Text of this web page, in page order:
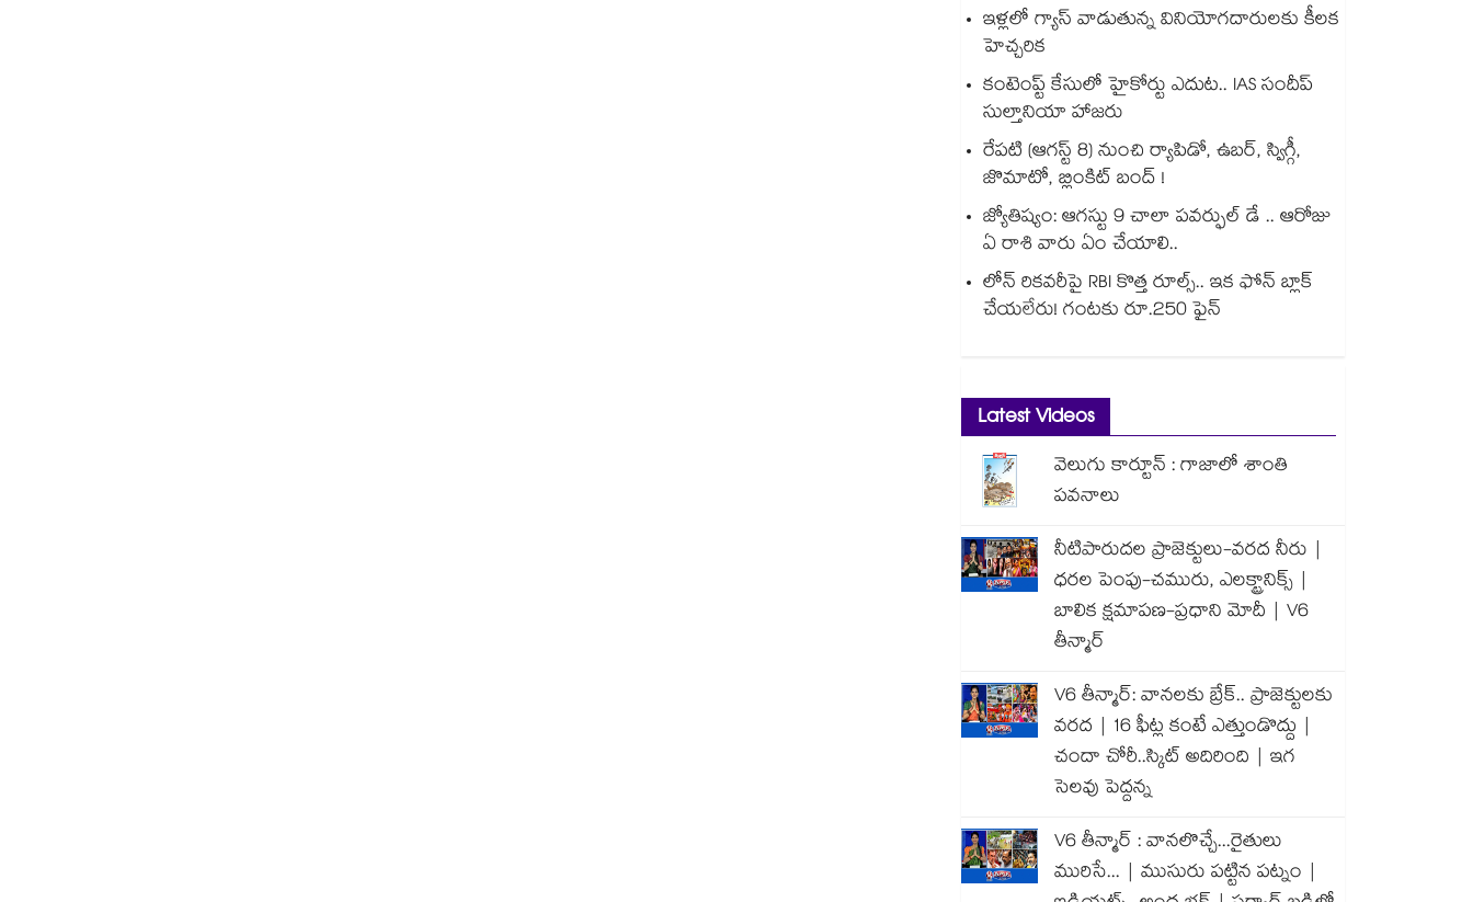
ఇళ్లలో గ్యాస్ వాడుతున్న వినియోగదారులకు కీలక
హెచ్చరిక
కంటెంప్ట్ కేసులో హైకోర్టు ఎదుట.. IAS సందీప్
సుల్తానియా హాజరు
రేపటి (ఆగస్ట్ 8) నుంచి ర్యాపిడో, ఉబర్, స్విగ్గీ,
జొమాటో, బ్లింకిట్ బంద్ !
జ్యోతిష్యం: ఆగస్టు 9 చాలా పవర్ఫుల్ డే .. ఆరోజు
ఏ రాశి వారు ఏం చేయాలి..
లోన్ రికవరీపై RBI కొత్త రూల్స్.. ఇక ఫోన్ బ్లాక్
చేయలేరు! గంటకు రూ.250 ఫైన్
Latest Videos
వెలుగు కార్టూన్ : గాజాలో శాంతి
పవనాలు
నీటిపారుదల ప్రాజెక్టులు-వరద నీరు |
ధరల పెంపు-చమురు, ఎలక్ట్రానిక్స్ |
బాలిక క్షమాపణ-ప్రధాని మోదీ | V6
తీన్మార్
V6 తీన్మార్: వానలకు బ్రేక్.. ప్రాజెక్టులకు
వరద | 16 ఫీట్ల కంటే ఎత్తుండొద్దు |
చందా చోరీ..స్కిట్ అదిరింది | ఇగ
సెలవు పెద్దన్న
V6 తీన్మార్ : వానలొచ్చే...రైతులు
మురిసే... | ముసురు పట్టిన పట్నం |